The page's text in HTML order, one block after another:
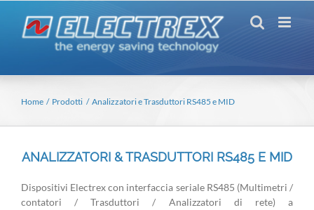
contenuto
Home Prodotti Analizzatori e Trasduttori RS485 e MID
ANALIZZATORI &TRASDUTTORI RS485 E MID
Dispositivi Electrex con interfaccia seriale RS485 (Multimetri /
contatori / Trasduttori / Analizzatori di rete) a